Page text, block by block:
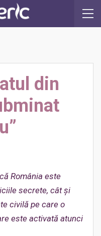
din
România este
secrete, cât și
civilă pe care o
este activată atunci